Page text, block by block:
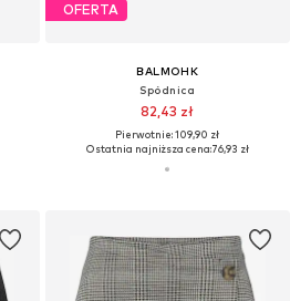
OFERTA
BALMOHK
Spódnica
82,43 zł
Pierwotnie: 109,90 zł
Ostatnia najniższa cena:76,93 zł